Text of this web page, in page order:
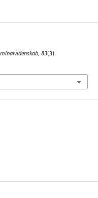
, 83(3).